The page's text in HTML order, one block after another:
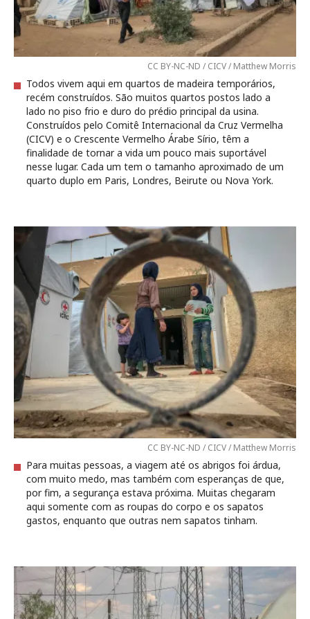
CC BY-NC-ND / CICV / Matthew Morris
Todos vivem aqui em quartos de madeira temporários,
recém construídos. São muitos quartos postos lado a
lado no piso frio e duro do prédio principal da usina.
Construídos pelo Comitê Internacional da Cruz Vermelha
(CICV) e o Crescente Vermelho Árabe Sírio, têm a
finalidade de tornar a vida um pouco mais suportável
nesse lugar. Cada um tem o tamanho aproximado de um
quarto duplo em Paris, Londres, Beirute ou Nova York.
CC BY-NC-ND / CICV / Matthew Morris
Para muitas pessoas, a viagem até os abrigos foi árdua,
com muito medo, mas também com esperanças de que,
por fim, a segurança estava próxima. Muitas chegaram
aqui somente com as roupas do corpo e os sapatos
gastos, enquanto que outras nem sapatos tinham.